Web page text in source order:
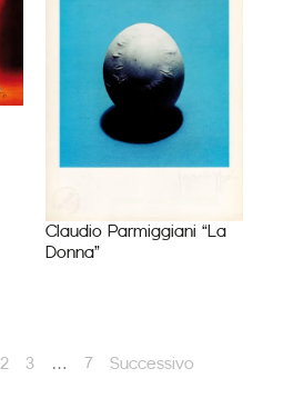
Claudio Parmiggiani “La
Donna”
2 3 … 7 Successivo